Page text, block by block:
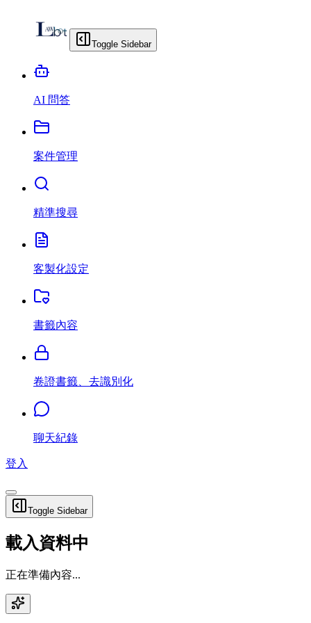
Toggle Sidebar
AI 問答
案件管理
精準搜尋
客製化設定
書籤內容
卷證書籤、去識別化
聊天紀錄
登入
Toggle Sidebar
載入資料中
正在準備內容...